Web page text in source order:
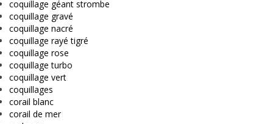
coquillage géant strombe
coquillage gravé
coquillage nacré
coquillage rayé tigré
coquillage rose
coquillage turbo
coquillage vert
coquillages
corail blanc
corail de mer